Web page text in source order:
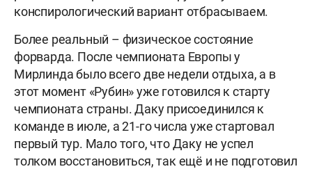
конспирологический вариант отбрасываем.
Более реальный – физическое состояние
форварда. После чемпионата Европы у
Мирлинда было всего две недели отдыха, а в
этот момент «Рубин» уже готовился к старту
чемпионата страны. Даку присоединился к
команде в июле, а 21-го числа уже стартовал
первый тур. Мало того, что Даку не успел
толком восстановиться, так ещё и не подготовил